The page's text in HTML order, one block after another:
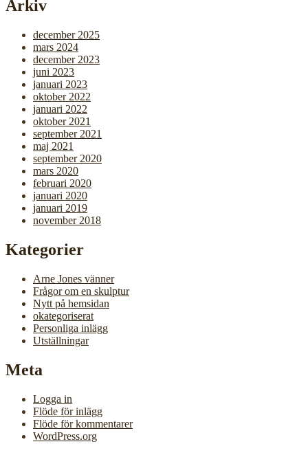
Arkiv
december 2025
mars 2024
december 2023
juni 2023
januari 2023
oktober 2022
januari 2022
oktober 2021
september 2021
maj 2021
september 2020
mars 2020
februari 2020
januari 2020
januari 2019
november 2018
Kategorier
Arne Jones vänner
Frågor om en skulptur
Nytt på hemsidan
okategoriserat
Personliga inlägg
Utställningar
Meta
Logga in
Flöde för inlägg
Flöde för kommentarer
WordPress.org